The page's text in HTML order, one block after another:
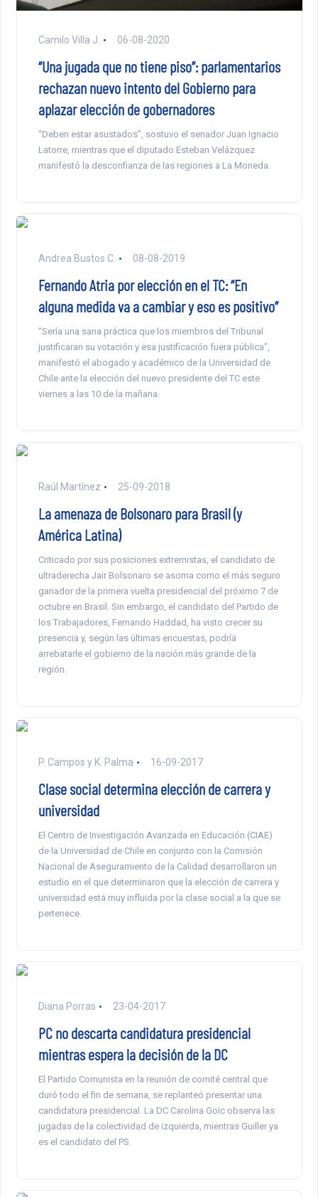
Camilo Villa J. 06-08-2020
“Una jugada que no tiene piso”: parlamentarios
rechazan nuevo intento del Gobierno para
aplazar elección de gobernadores
“Deben estar asustados”, sostuvo el senador Juan Ignacio
Latorre, mientras que el diputado Esteban Velázquez
manifestó la desconfianza de las regiones a La Moneda.
Andrea Bustos C. 08-08-2019
Fernando Atria por elección en el TC: “En
alguna medida va a cambiar y eso es positivo”
“Sería una sana práctica que los miembros del Tribunal
justificaran su votación y esa justificación fuera pública”,
manifestó el abogado y académico de la Universidad de
Chile ante la elección del nuevo presidente del TC este
viernes a las 10 de la mañana.
Raúl Martínez 25-09-2018
La amenaza de Bolsonaro para Brasil (y
América Latina)
Criticado por sus posiciones extremistas, el candidato de
ultraderecha Jair Bolsonaro se asoma como el más seguro
ganador de la primera vuelta presidencial del próximo 7 de
octubre en Brasil. Sin embargo, el candidato del Partido de
los Trabajadores, Fernando Haddad, ha visto crecer su
presencia y, según las últimas encuestas, podría
arrebatarle el gobierno de la nación más grande de la
región.
P. Campos y K. Palma 16-09-2017
Clase social determina elección de carrera y
universidad
El Centro de Investigación Avanzada en Educación (CIAE)
de la Universidad de Chile en conjunto con la Comisión
Nacional de Aseguramiento de la Calidad desarrollaron un
estudio en el que determinaron que la elección de carrera y
universidad está muy influida por la clase social a la que se
pertenece.
Diana Porras 23-04-2017
PC no descarta candidatura presidencial
mientras espera la decisión de la DC
El Partido Comunista en la reunión de comité central que
duró todo el fin de semana, se replanteó presentar una
candidatura presidencial. La DC Carolina Goic observa las
jugadas de la colectividad de izquierda, mientras Guiller ya
es el candidato del PS.